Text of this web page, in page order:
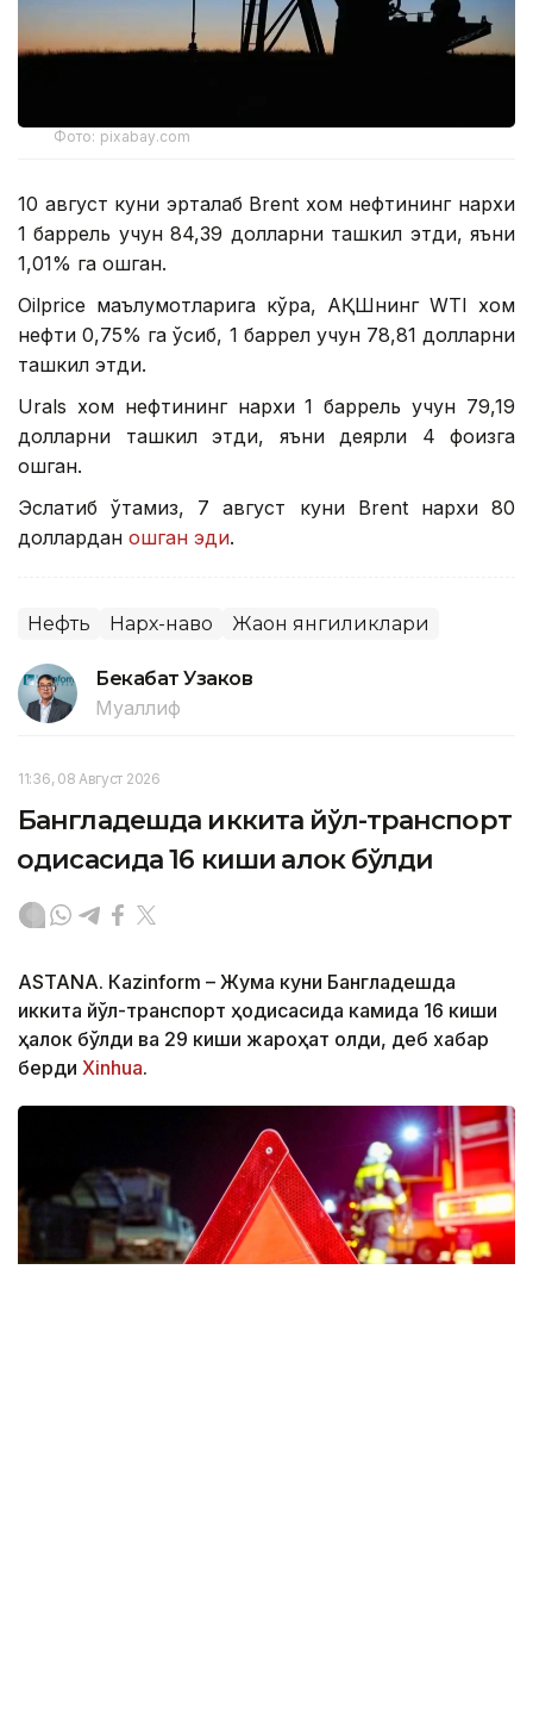
Фото: pixabay.com
10 август куни эрталаб Brent хом нефтининг нархи
1 баррель учун 84,39 долларни ташкил этди, яъни
1,01% га ошган.
Oilprice маълумотларига кўра, АҚШнинг WТI хом
нефти 0,75% га ўсиб, 1 баррел учун 78,81 долларни
ташкил этди.
Urals хом нефтининг нархи 1 баррель учун 79,19
долларни ташкил этди, яъни деярли 4 фоизга
ошган.
Эслатиб ўтамиз, 7 август куни Brent нархи 80
доллардан ошган эди.
Нефть Нарх-наво Жаҳон янгиликлари
Бекабат Узаков
Муаллиф
11:36, 08 Август 2026
Бангладешда иккита йўл-транспорт
ҳодисасида 16 киши ҳалок бўлди
ASTANА. Кazinform – Жума куни Бангладешда
иккита йўл-транспорт ҳодисасида камида 16 киши
ҳалок бўлди ва 29 киши жароҳат олди, деб хабар
берди Xinhua.